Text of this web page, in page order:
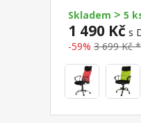
45-51 cm
120 kg
Skladem > 5
1 490 Kč s
-59% 3 699 Kč